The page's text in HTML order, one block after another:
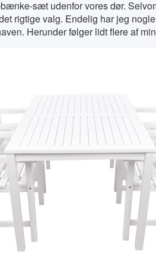
sæt udenfor vores dør.
rigtige valg. Endelig har jeg
Herunder følger lidt flere af